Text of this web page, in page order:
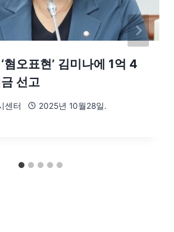
혐오표현’ 김미나에 1억 4
선고
센터 2025년 10월28일.